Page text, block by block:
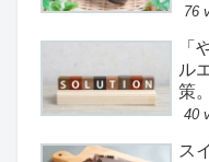
76
「
ル
策
40
ス